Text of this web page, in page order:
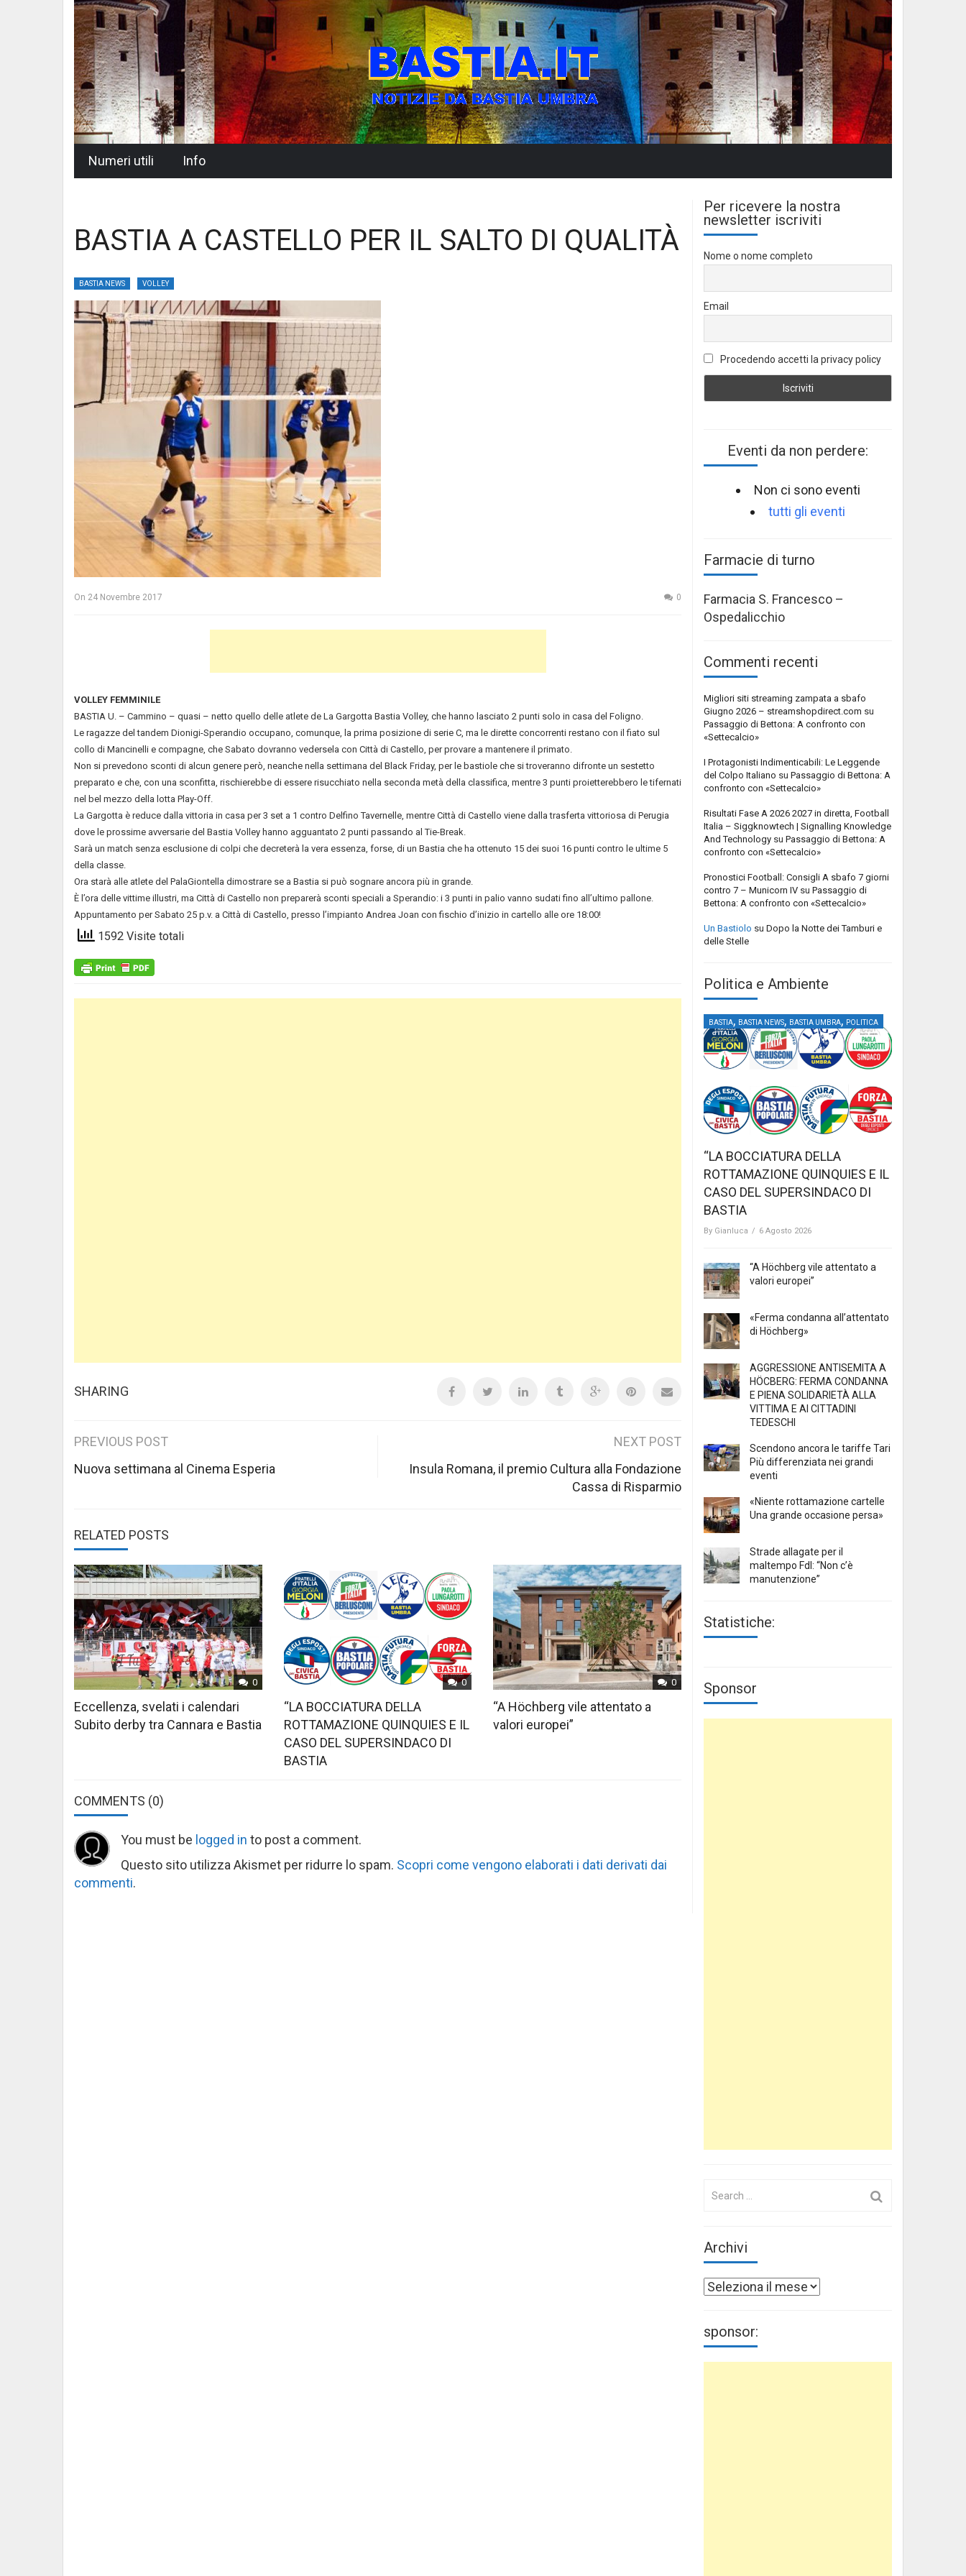
Numeri utili Info
BASTIA A CASTELLO PER IL SALTO DI QUALITÀ
BASTIA NEWS VOLLEY
On 24 Novembre 2017 0
VOLLEY FEMMINILE
BASTIA U. – Cammino – quasi – netto quello delle atlete de La Gargotta Bastia Volley, che hanno lasciato 2 punti solo in casa del Foligno.
Le ragazze del tandem Dionigi-Sperandio occupano, comunque, la prima posizione di serie C, ma le dirette concorrenti restano con il fiato sul
collo di Mancinelli e compagne, che Sabato dovranno vedersela con Città di Castello, per provare a mantenere il primato.
Non si prevedono sconti di alcun genere però, neanche nella settimana del Black Friday, per le bastiole che si troveranno difronte un sestetto
preparato e che, con una sconfitta, rischierebbe di essere risucchiato nella seconda metà della classifica, mentre 3 punti proietterebbero le tifernati
nel bel mezzo della lotta Play-Off.
La Gargotta è reduce dalla vittoria in casa per 3 set a 1 contro Delfino Tavernelle, mentre Città di Castello viene dalla trasferta vittoriosa di Perugia
dove le prossime avversarie del Bastia Volley hanno agguantato 2 punti passando al Tie-Break.
Sarà un match senza esclusione di colpi che decreterà la vera essenza, forse, di un Bastia che ha ottenuto 15 dei suoi 16 punti contro le ultime 5
della classe.
Ora starà alle atlete del PalaGiontella dimostrare se a Bastia si può sognare ancora più in grande.
È l’ora delle vittime illustri, ma Città di Castello non preparerà sconti speciali a Sperandio: i 3 punti in palio vanno sudati fino all’ultimo pallone.
Appuntamento per Sabato 25 p.v. a Città di Castello, presso l’impianto Andrea Joan con fischio d’inizio in cartello alle ore 18:00!
1592 Visite totali
SHARING
Post
navigation
PREVIOUS POST
Nuova settimana al Cinema Esperia
NEXT POST
Insula Romana, il premio Cultura alla Fondazione
Cassa di Risparmio
RELATED POSTS
0
Eccellenza, svelati i calendari
Subito derby tra Cannara e Bastia
0
“LA BOCCIATURA DELLA
ROTTAMAZIONE QUINQUIES E IL
CASO DEL SUPERSINDACO DI
BASTIA
0
“A Höchberg vile attentato a
valori europei”
COMMENTS (0)
You must be logged in to post a comment.
Questo sito utilizza Akismet per ridurre lo spam. Scopri come vengono elaborati i dati derivati dai
commenti.
Per ricevere la nostra
newsletter iscriviti
Nome o nome completo
Email
Procedendo accetti la privacy policy
Eventi da non perdere:
Non ci sono eventi
tutti gli eventi
Farmacie di turno
Farmacia S. Francesco –
Ospedalicchio
Commenti recenti
Migliori siti streaming zampata a sbafo
Giugno 2026 – streamshopdirect.com su
Passaggio di Bettona: A confronto con
«Settecalcio»
I Protagonisti Indimenticabili: Le Leggende
del Colpo Italiano su Passaggio di Bettona: A
confronto con «Settecalcio»
Risultati Fase A 2026 2027 in diretta, Football
Italia – Siggknowtech | Signalling Knowledge
And Technology su Passaggio di Bettona: A
confronto con «Settecalcio»
Pronostici Football: Consigli A sbafo 7 giorni
contro 7 – Municorn IV su Passaggio di
Bettona: A confronto con «Settecalcio»
Un Bastiolo su Dopo la Notte dei Tamburi e
delle Stelle
Politica e Ambiente
BASTIA, BASTIA NEWS, BASTIA UMBRA, POLITICA
“LA BOCCIATURA DELLA
ROTTAMAZIONE QUINQUIES E IL
CASO DEL SUPERSINDACO DI
BASTIA
By Gianluca / 6 Agosto 2026
“A Höchberg vile attentato a
valori europei”
«Ferma condanna all’attentato
di Höchberg»
AGGRESSIONE ANTISEMITA A
HÖCBERG: FERMA CONDANNA
E PIENA SOLIDARIETÀ ALLA
VITTIMA E AI CITTADINI
TEDESCHI
Scendono ancora le tariffe Tari
Più differenziata nei grandi
eventi
«Niente rottamazione cartelle
Una grande occasione persa»
Strade allagate per il
maltempo FdI: “Non c’è
manutenzione”
Statistiche:
Sponsor
Archivi
Archivi
sponsor: